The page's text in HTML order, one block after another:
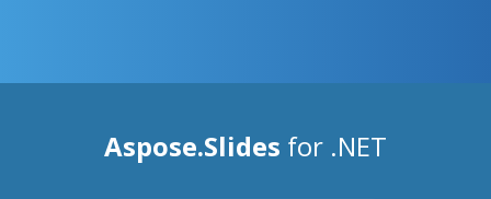
Aspose.Slides for .NET